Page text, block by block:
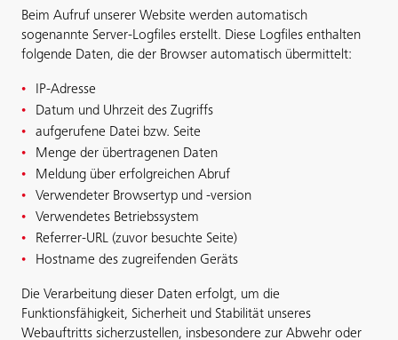
Beim Aufruf unserer Website werden automatisch
sogenannte Server-Logfiles erstellt. Diese Logfiles enthalten
folgende Daten, die der Browser automatisch übermittelt:
IP-Adresse
Datum und Uhrzeit des Zugriffs
aufgerufene Datei bzw. Seite
Menge der übertragenen Daten
Meldung über erfolgreichen Abruf
Verwendeter Browsertyp und -version
Verwendetes Betriebssystem
Referrer-URL (zuvor besuchte Seite)
Hostname des zugreifenden Geräts
Die Verarbeitung dieser Daten erfolgt, um die
Funktionsfähigkeit, Sicherheit und Stabilität unseres
Webauftritts sicherzustellen, insbesondere zur Abwehr oder